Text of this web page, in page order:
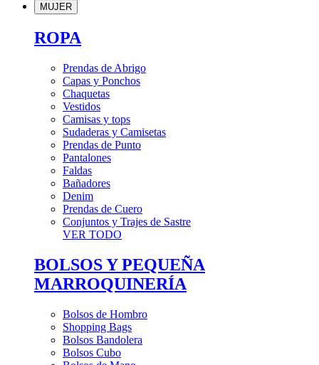
MUJER
ROPA
Prendas de Abrigo
Capas y Ponchos
Chaquetas
Vestidos
Camisas y tops
Sudaderas y Camisetas
Prendas de Punto
Pantalones
Faldas
Bañadores
Denim
Prendas de Cuero
Conjuntos y Trajes de Sastre
VER TODO
BOLSOS Y PEQUEÑA
MARROQUINERÍA
Bolsos de Hombro
Shopping Bags
Bolsos Bandolera
Bolsos Cubo